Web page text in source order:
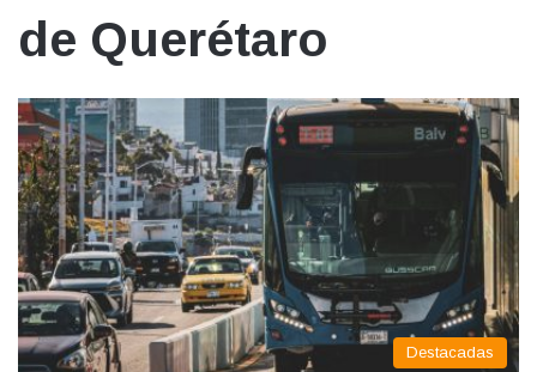
de Querétaro
Destacadas